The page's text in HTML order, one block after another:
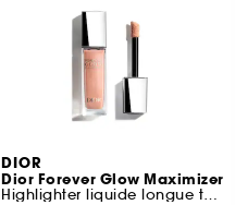
DIOR
Dior Forever Glow Maximizer
Highlighter liquide longue tenue